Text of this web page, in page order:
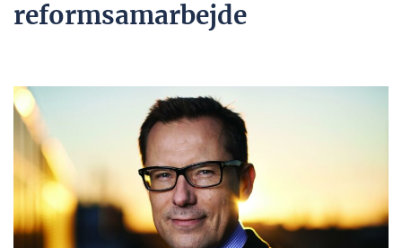
reformsamarbejde